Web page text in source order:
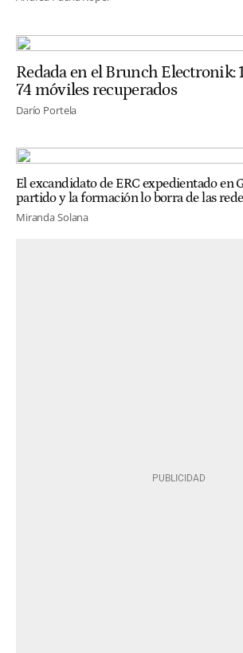
Redada en el Brunch Electronik:
74 móviles recuperados
Darío Portela
El excandidato de ERC expedientado en
partido y la formación lo borra de las
Miranda Solana